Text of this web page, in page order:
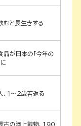
むと長生きする
品が日本の「今年の
に
、1～2歳若返る
古の陸上動物、190